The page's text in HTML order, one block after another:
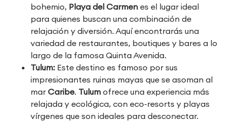
bohemio, Playa del Carmen es el lugar ideal
para quienes buscan una combinación de
relajación y diversión. Aquí encontrarás una
variedad de restaurantes, boutiques y bares a lo
largo de la famosa Quinta Avenida.
Tulum: Este destino es famoso por sus
impresionantes ruinas mayas que se asoman al
mar Caribe. Tulum ofrece una experiencia más
relajada y ecológica, con eco-resorts y playas
vírgenes que son ideales para desconectar.